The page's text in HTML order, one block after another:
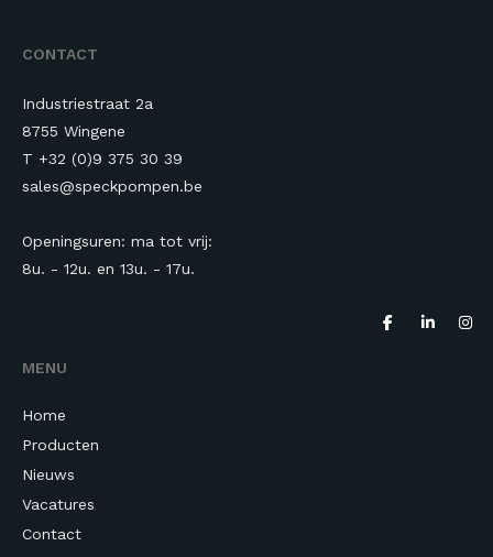
CONTACT
Industriestraat 2a
8755 Wingene
T +32 (0)9 375 30 39
sales@speckpompen.be
Openingsuren: ma tot vrij:
8u. - 12u. en 13u. - 17u.
MENU
Home
Producten
Nieuws
Vacatures
Contact